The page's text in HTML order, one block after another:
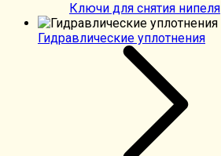
Ключи для снятия нипеля
Гидравлические уплотнения